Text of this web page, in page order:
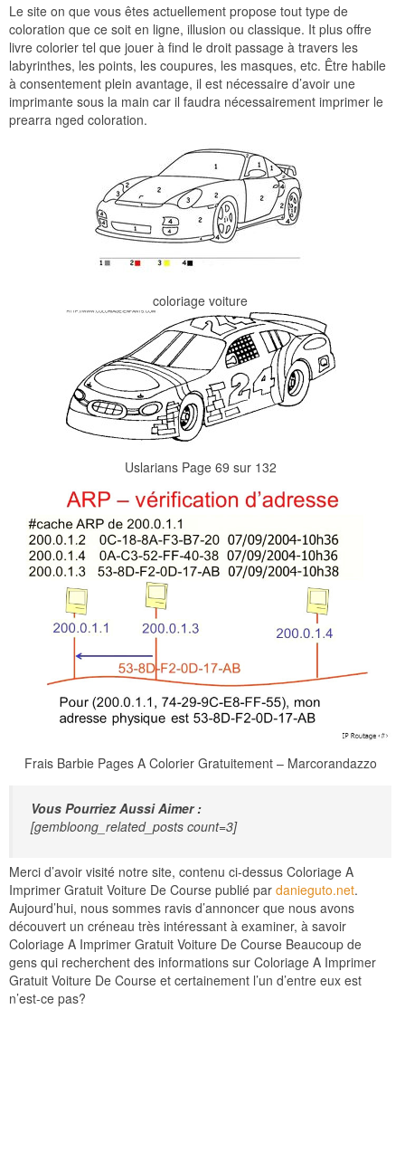
Le site on que vous êtes actuellement propose tout type de
coloration que ce soit en ligne, illusion ou classique. It plus offre
livre colorier tel que jouer à find le droit passage à travers les
labyrinthes, les points, les coupures, les masques, etc. Être habile
à consentement plein avantage, il est nécessaire d’avoir une
imprimante sous la main car il faudra nécessairement imprimer le
prearra nged coloration.
coloriage voiture
Uslarians Page 69 sur 132
Frais Barbie Pages A Colorier Gratuitement – Marcorandazzo
Vous Pourriez Aussi Aimer :
[gembloong_related_posts count=3]
Merci d’avoir visité notre site, contenu ci-dessus Coloriage A
Imprimer Gratuit Voiture De Course publié par danieguto.net.
Aujourd’hui, nous sommes ravis d’annoncer que nous avons
découvert un créneau très intéressant à examiner, à savoir
Coloriage A Imprimer Gratuit Voiture De Course Beaucoup de
gens qui recherchent des informations sur Coloriage A Imprimer
Gratuit Voiture De Course et certainement l’un d’entre eux est
n’est-ce pas?